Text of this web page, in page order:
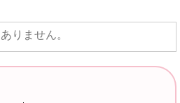
りません。